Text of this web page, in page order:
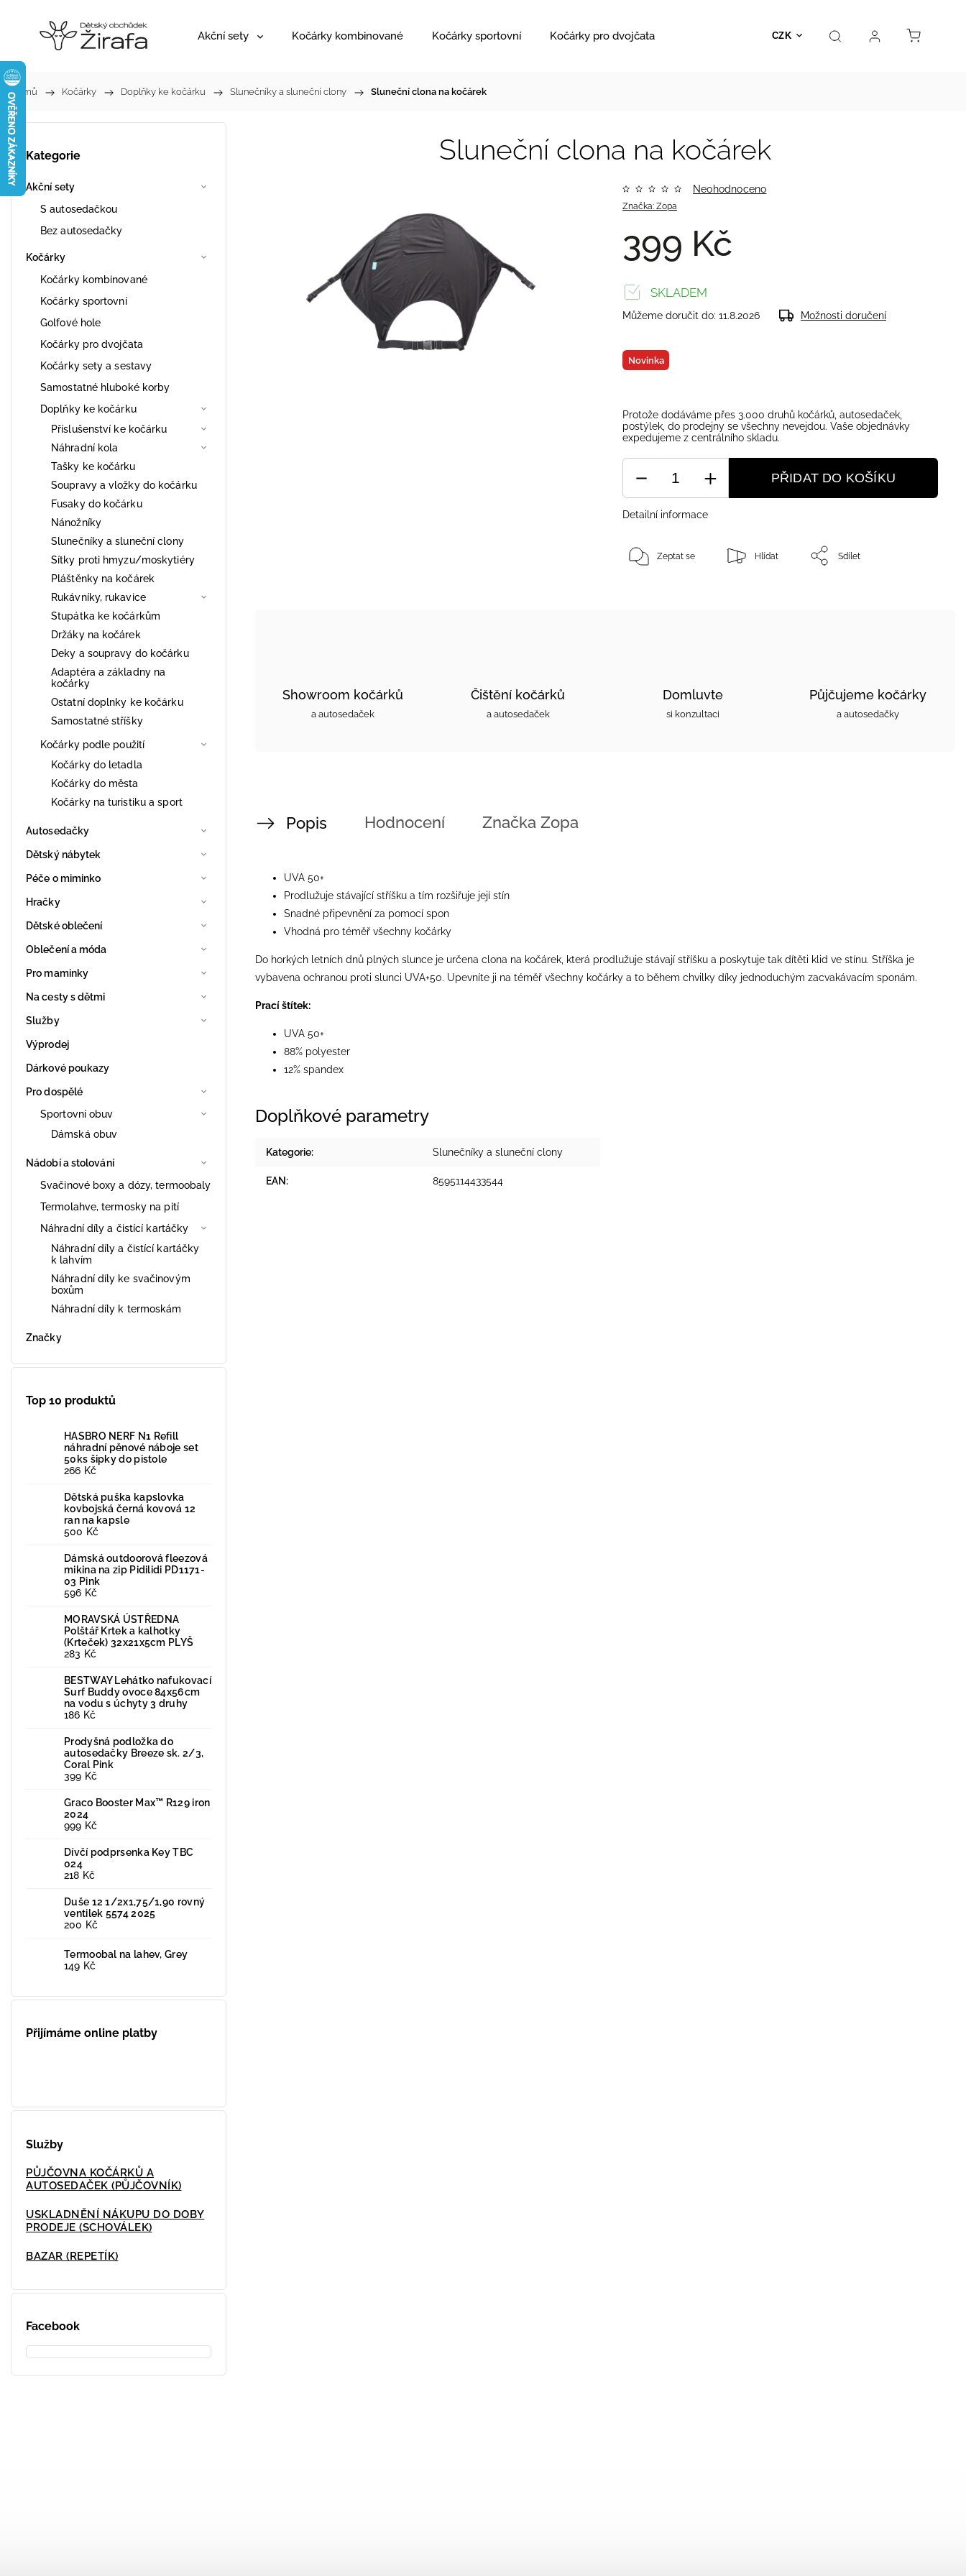
CZK
Akční sety Kočárky kombinované Kočárky sportovní Kočárky pro dvojčata Hračky Prodejna Kontakt
Domů / Kočárky / Doplňky ke kočárku / Slunečníky a sluneční clony / Sluneční clona na kočárek
Kategorie
Akční sety
S autosedačkou
Bez autosedačky
Kočárky
Kočárky kombinované
Kočárky sportovní
Golfové hole
Kočárky pro dvojčata
Kočárky sety a sestavy
Samostatné hluboké korby
Doplňky ke kočárku
Příslušenství ke kočárku
Náhradní kola
Tašky ke kočárku
Soupravy a vložky do kočárku
Fusaky do kočárku
Nánožníky
Slunečníky a sluneční clony
Sítky proti hmyzu/moskytiéry
Pláštěnky na kočárek
Rukávníky, rukavice
Stupátka ke kočárkům
Držáky na kočárek
Deky a soupravy do kočárku
Adaptéra a základny na
kočárky
Ostatní doplnky ke kočárku
Samostatné stříšky
Kočárky podle použití
Kočárky do letadla
Kočárky do města
Kočárky na turistiku a sport
Autosedačky
Dětský nábytek
Péče o miminko
Hračky
Dětské oblečení
Oblečení a móda
Pro maminky
Na cesty s dětmi
Služby
Výprodej
Dárkové poukazy
Pro dospělé
Sportovní obuv
Dámská obuv
Nádobí a stolování
Svačinové boxy a dózy, termoobaly
Termolahve, termosky na pití
Náhradní díly a čistící kartáčky
Náhradní díly a čistící kartáčky
k lahvím
Náhradní díly ke svačinovým
boxům
Náhradní díly k termoskám
Značky
Top 10 produktů
HASBRO NERF N1 Refill
náhradní pěnové náboje set
50ks šipky do pistole
266 Kč
Dětská puška kapslovka
kovbojská černá kovová 12
ran na kapsle
500 Kč
Dámská outdoorová fleezová
mikina na zip Pidilidi PD1171-
03 Pink
596 Kč
MORAVSKÁ ÚSTŘEDNA
Polštář Krtek a kalhotky
(Krteček) 32x21x5cm PLYŠ
283 Kč
BESTWAY Lehátko nafukovací
Surf Buddy ovoce 84x56cm
na vodu s úchyty 3 druhy
186 Kč
Prodyšná podložka do
autosedačky Breeze sk. 2/3,
Coral Pink
399 Kč
Graco Booster Max™ R129 iron
2024
999 Kč
Dívčí podprsenka Key TBC
024
218 Kč
Duše 12 1/2x1,75/1,90 rovný
ventilek 5574 2025
200 Kč
Termoobal na lahev, Grey
149 Kč
Přijímáme online platby
Služby
PŮJČOVNA KOČÁRKŮ A
AUTOSEDAČEK (PŮJČOVNÍK)
USKLADNĚNÍ NÁKUPU DO DOBY
PRODEJE (SCHOVÁLEK)
BAZAR (REPETÍK)
Facebook
Sluneční clona na kočárek
Značka: Zopa
Neohodnoceno
399 Kč
Novinka
SKLADEM
Můžeme doručit do: 11.8.2026 Možnosti doručení
Protože dodáváme přes 3.000 druhů kočárků, autosedaček,
postýlek, do prodejny se všechny nevejdou. Vaše objednávky
expedujeme z centrálního skladu.
PŘIDAT DO KOŠÍKU
Detailní informace
Zeptat se Hlídat Sdílet
Showroom kočárků
a autosedaček
Čištění kočárků
a autosedaček
Domluvte
si konzultaci
Půjčujeme kočárky
a autosedačky
Popis Hodnocení Značka Zopa
UVA 50+
Prodlužuje stávající stříšku a tím rozšiřuje její stín
Snadné připevnění za pomocí spon
Vhodná pro téměř všechny kočárky
Do horkých letních dnů plných slunce je určena clona na kočárek, která prodlužuje stávají stříšku a poskytuje tak dítěti klid ve stínu. Stříška je
vybavena ochranou proti slunci UVA+50. Upevníte ji na téměř všechny kočárky a to během chvilky díky jednoduchým zacvakávacím sponám.
Prací štítek:
UVA 50+
88% polyester
12% spandex
Doplňkové parametry
Kategorie: Slunečníky a sluneční clony
EAN : 8595114433544